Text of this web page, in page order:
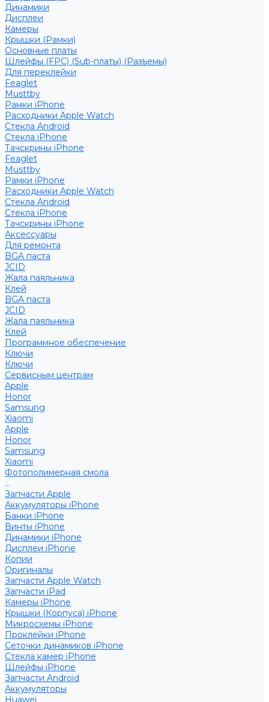
Динамики
Дисплеи
Камеры
Крышки (Рамки)
Основные платы
Шлейфы (FPC) (Sub-платы) (Разъемы)
Для переклейки
Feaglet
Musttby
Рамки iPhone
Расходники Apple Watch
Стекла Android
Стекла iPhone
Тачскрины iPhone
Feaglet
Musttby
Рамки iPhone
Расходники Apple Watch
Стекла Android
Стекла iPhone
Тачскрины iPhone
Аксессуары
Для ремонта
BGA паста
JCID
Жала паяльника
Клей
BGA паста
JCID
Жала паяльника
Клей
Программное обеспечение
Ключи
Ключи
Сервисным центрам
Apple
Honor
Samsung
Xiaomi
Apple
Honor
Samsung
Xiaomi
Фотополимерная смола
...
Запчасти Apple
Аккумуляторы iPhone
Банки iPhone
Винты iPhone
Динамики iPhone
Дисплеи iPhone
Копии
Оригиналы
Запчасти Apple Watch
Запчасти iPad
Камеры iPhone
Крышки (Корпуса) iPhone
Микросхемы iPhone
Проклейки iPhone
Сеточки динамиков iPhone
Стекла камер iPhone
Шлейфы iPhone
Запчасти Android
Аккумуляторы
Huawei